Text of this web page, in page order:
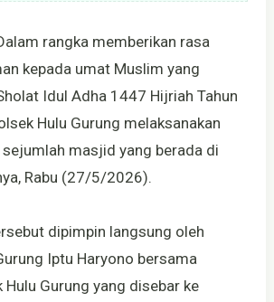
rangka memberikan rasa
kepada umat Muslim yang
Idul Adha 1447 Hijriah Tahun
Hulu Gurung melaksanakan
masjid yang berada di
Rabu (27/5/2026).
dipimpin langsung oleh
Iptu Haryono bersama
Hulu Gurung yang disebar ke